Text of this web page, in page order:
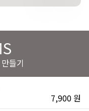
들기
7,900 원